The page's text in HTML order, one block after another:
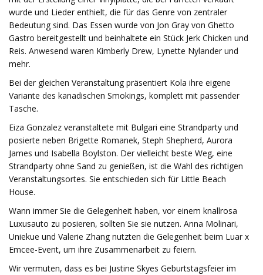
wurde und Lieder enthielt, die für das Genre von zentraler
Bedeutung sind. Das Essen wurde von Jon Gray von Ghetto
Gastro bereitgestellt und beinhaltete ein Stück Jerk Chicken und
Reis. Anwesend waren Kimberly Drew, Lynette Nylander und
mehr.
Bei der gleichen Veranstaltung präsentiert Kola ihre eigene
Variante des kanadischen Smokings, komplett mit passender
Tasche.
Eiza Gonzalez veranstaltete mit Bulgari eine Strandparty und
posierte neben Brigette Romanek, Steph Shepherd, Aurora
James und Isabella Boylston. Der vielleicht beste Weg, eine
Strandparty ohne Sand zu genießen, ist die Wahl des richtigen
Veranstaltungsortes. Sie entschieden sich für Little Beach
House.
Wann immer Sie die Gelegenheit haben, vor einem knallrosa
Luxusauto zu posieren, sollten Sie sie nutzen. Anna Molinari,
Uniekue und Valerie Zhang nutzten die Gelegenheit beim Luar x
Emcee-Event, um ihre Zusammenarbeit zu feiern.
Wir vermuten, dass es bei Justine Skyes Geburtstagsfeier im